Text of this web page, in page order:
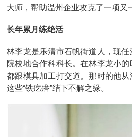
大师，帮助温州企业攻克了一项又
长年累月练绝活
林李龙是乐清市石帆街道人，现
院校地合作科科长。在林李龙小
都跟模具加工打交道。那时的他
这些“铁疙瘩”结下不解之缘。